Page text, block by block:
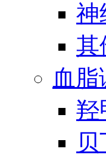
神
其
血
羟